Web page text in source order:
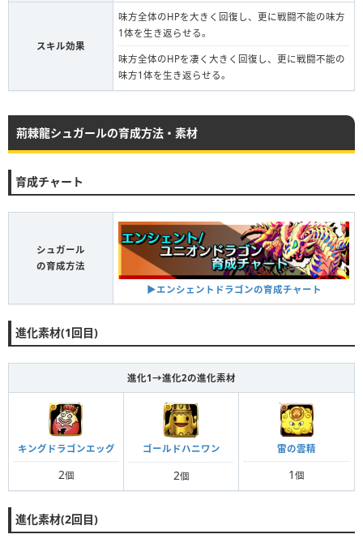
スキル効果
味方全体のHPを大きく回復し、更に戦闘不能の味方
1体を生き返らせる。
味方全体のHPを凄く大きく回復し、更に戦闘不能の
味方1体を生き返らせる。
荊棘龍シュガールの育成方法・素材
育成チャート
シュガール
の育成方法
▶エンシェントドラゴンの育成チャート
進化素材(1回目)
進化1→進化2の進化素材
キングドラゴンエッグ
2個
ゴールドハニワン
2個
雷の雲精
1 個
進化素材(2回目)